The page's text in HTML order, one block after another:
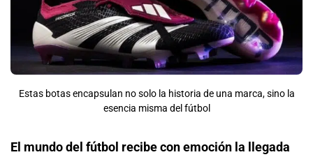
Estas botas encapsulan no solo la historia de una marca, sino la
esencia misma del fútbol
El mundo del fútbol recibe con emoción la llegada